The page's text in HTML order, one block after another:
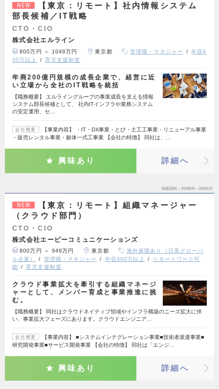
NEW
【東京：リモート】社内情報システム
部長候補／IT戦略
CTO・CIO
株式会社エルライン
800万円 ～ 1049万円 東京都 管理職・マネジャー
年収6
00万以上
育児支援制度
年商200億円規模の成長企業で、経営に近
い立場から全社のIT戦略を統括
【職務概要】 エルライングループの事業成長を支える情報
システム部長候補として、 社内ITインフラや業務システム
の安定運用、セ…
会社概要
【事業内容】 ・IT・DX事業・とび・土工工事業・リニューアル事業
・販売レンタル事業・躯体一式工事業 【会社の特徴】 同社は、…
興味あり 詳細へ
掲載期間 26/08/06～26/08/19
NEW
【東京：リモート】組織マネージャー
（クラウド部門）
CTO・CIO
株式会社エーピーコミュニケーションズ
800万円 ～ 949万円 東京都
海外展開あり（日系グローバ
ル企業）
管理職・マネジャー 年収600万以上
リモートワーク可
能
育児支援制度
クラウド事業拡大を牽引する組織マネージ
ャーとして、メンバー育成と事業推進に挑
む。
【職務概要】 同社はクラウドネイティブ領域やインフラ構築のニーズ拡大に伴
い、事業拡大フェーズにあります。クラウドエンジニア…
会社概要
【事業内容】 ■システムインテグレーション事業■技術者派遣事業■
研究開発事業■サービス開発事業 【会社の特徴】 同社は「エンジ…
興味あり 詳細へ